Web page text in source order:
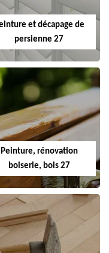
et décapage de
persienne 27
Peinture, rénovation
boiserie, bois 27